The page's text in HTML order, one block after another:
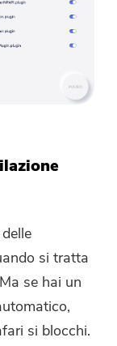
si tratta
se hai un
si blocchi.